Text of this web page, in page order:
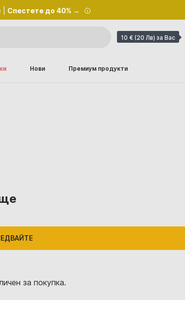
Спестете до 40% →
10 € (20 Лв) за Вас
Нови Премиум продукти
за покупка.